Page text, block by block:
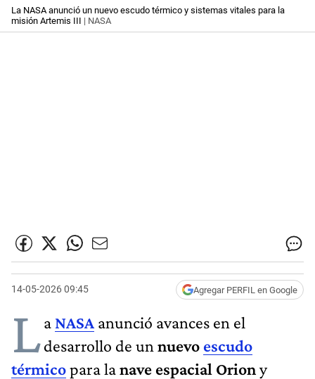
La NASA anunció un nuevo escudo térmico y sistemas vitales para la
misión Artemis III | NASA
14-05-2026 09:45 Agregar PERFIL en Google
La NASA anunció avances en el
desarrollo de un nuevo escudo
térmicopara lanave espacial Oriony